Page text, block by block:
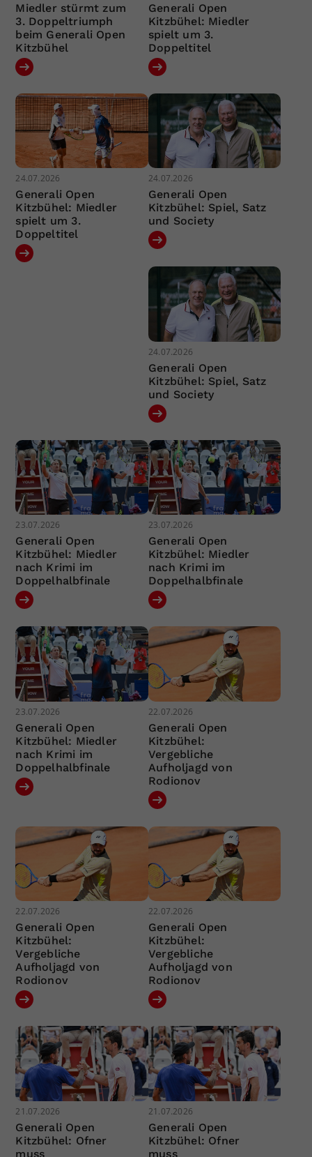
Miedler stürmt zum
3. Doppeltriumph
beim Generali Open
Kitzbühel
Generali Open
Kitzbühel: Miedler
spielt um 3.
Doppeltitel
24.07.2026
Generali Open
Kitzbühel: Miedler
spielt um 3.
Doppeltitel
24.07.2026
Generali Open
Kitzbühel: Spiel, Satz
und Society
24.07.2026
Generali Open
Kitzbühel: Spiel, Satz
und Society
23.07.2026
Generali Open
Kitzbühel: Miedler
nach Krimi im
Doppelhalbfinale
23.07.2026
Generali Open
Kitzbühel: Miedler
nach Krimi im
Doppelhalbfinale
23.07.2026
Generali Open
Kitzbühel: Miedler
nach Krimi im
Doppelhalbfinale
22.07.2026
Generali Open
Kitzbühel:
Vergebliche
Aufholjagd von
Rodionov
22.07.2026
Generali Open
Kitzbühel:
Vergebliche
Aufholjagd von
Rodionov
22.07.2026
Generali Open
Kitzbühel:
Vergebliche
Aufholjagd von
Rodionov
21.07.2026
Generali Open
Kitzbühel: Ofner
muss
21.07.2026
Generali Open
Kitzbühel: Ofner
muss